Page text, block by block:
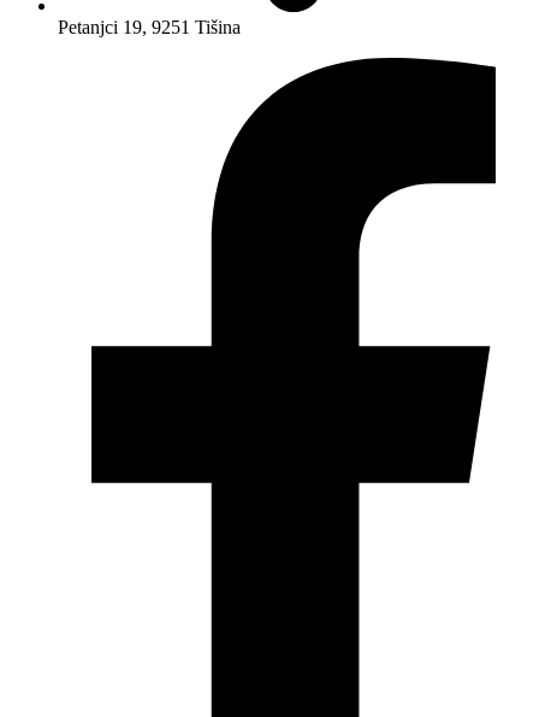
Petanjci 19, 9251 Tišina